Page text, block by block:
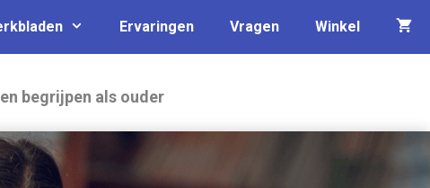
Ervaringen Vragen Winkel
begrijpen als ouder